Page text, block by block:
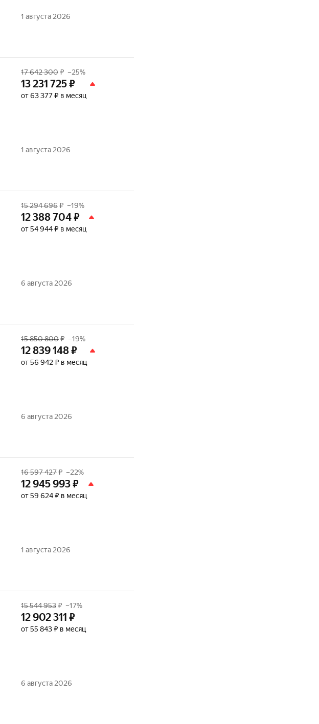
1 августа 2026
17 642 300₽ –25%
13 231 725₽
от 63 377 ₽ в месяц
1 августа 2026
15 294 696₽ –19%
12 388 704₽
от 54 944 ₽ в месяц
6 августа 2026
15 850 800₽ –19%
12 839 148₽
от 56 942 ₽ в месяц
6 августа 2026
16 597 427₽ –22%
12 945 993₽
от 59 624 ₽ в месяц
1 августа 2026
15 544 953₽ –17%
12 902 311 ₽
от 55 843 ₽ в месяц
6 августа 2026